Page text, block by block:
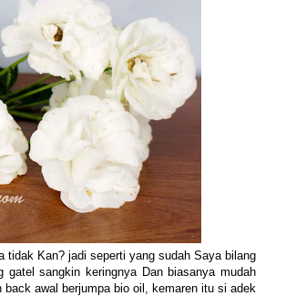
tidak Kan? jadi seperti yang sudah Saya bilang
sangkin keringnya Dan biasanya mudah
awal berjumpa bio oil, kemaren itu si adek